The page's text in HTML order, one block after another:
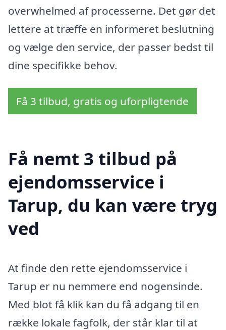
overwhelmed af processerne. Det gør det
lettere at træffe en informeret beslutning
og vælge den service, der passer bedst til
dine specifikke behov.
Få 3 tilbud, gratis og uforpligtende
Få nemt 3 tilbud på
ejendomsservice i
Tarup, du kan være tryg
ved
At finde den rette ejendomsservice i
Tarup er nu nemmere end nogensinde.
Med blot få klik kan du få adgang til en
række lokale fagfolk, der står klar til at